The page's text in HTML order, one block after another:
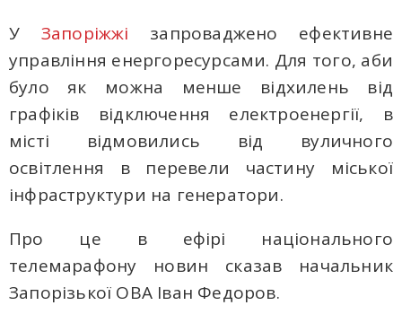
У Запоріжжі запроваджено ефективне
управління енергоресурсами. Для того, аби
було як можна менше відхилень від
графіків відключення електроенергії, в
місті відмовились від вуличного
освітлення в перевели частину міської
інфраструктури на генератори.
Про це в ефірі національного
телемарафону новин сказав начальник
Запорізької ОВА Іван Федоров.